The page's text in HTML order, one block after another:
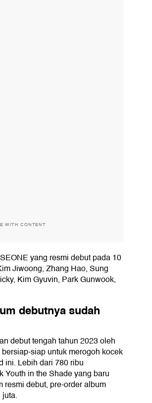
WITH CONTENT
yang resmi debut pada 10
Jiwoong, Zhang Hao, Sung
Kim Gyuvin, Park Gunwook,
debutnya sudah
debut tengah tahun 2023 oleh
siap untuk merogoh kocek
ini. Lebih dari 780 ribu
Youth in the Shade yang baru
debut, pre-order album